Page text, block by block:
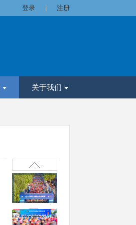
登录 注册
关于我们